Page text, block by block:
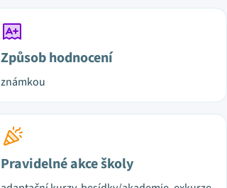
Způsob hodnocení
známkou
Pravidelné akce školy